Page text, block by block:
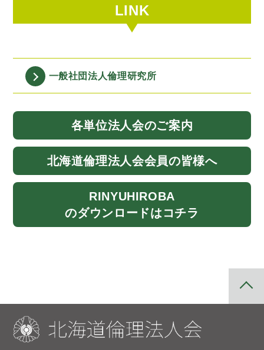
LINK
一般社団法人倫理研究所
各単位法人会のご案内
北海道倫理法人会会員の皆様へ
RINYUHIROBA
のダウンロードはコチラ